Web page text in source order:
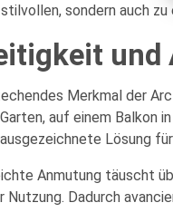
sondern auch
und
Merkmal der
auf einem Balkon
Lösung
Anmutung täuscht
Nutzung. Dadurch